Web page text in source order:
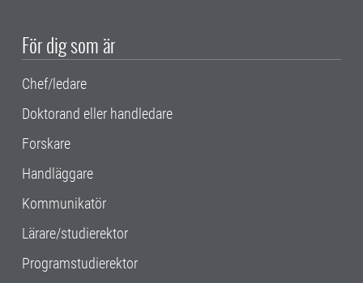
För dig som är
Chef/ledare
Doktorand eller handledare
Forskare
Handläggare
Kommunikatör
Lärare/studierektor
Programstudierektor